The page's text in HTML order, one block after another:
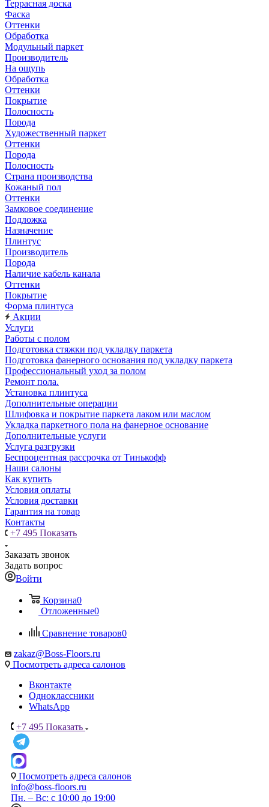
Террасная доска
Фаска
Оттенки
Обработка
Модульный паркет
Производитель
На ощупь
Обработка
Оттенки
Покрытие
Полосность
Порода
Художественный паркет
Оттенки
Порода
Полосность
Страна производства
Кожаный пол
Оттенки
Замковое соединение
Подложка
Назначение
Плинтус
Производитель
Порода
Наличие кабель канала
Оттенки
Покрытие
Форма плинтуса
Акции
Услуги
Работы с полом
Подготовка стяжки под укладку паркета
Подготовка фанерного основания под укладку паркета
Профессиональный уход за полом
Ремонт пола.
Установка плинтуса
Дополнительные операции
Шлифовка и покрытие паркета лаком или маслом
Укладка паркетного пола на фанерное основание
Дополнительные услуги
Услуга разгрузки
Беспроцентная рассрочка от Тинькофф
Наши салоны
Как купить
Условия оплаты
Условия доставки
Гарантия на товар
Контакты
+7 495 Показать
Заказать звонок
Задать вопрос
Войти
Корзина0
Отложенные0
Сравнение товаров0
zakaz@Boss-Floors.ru
Посмотреть адреса салонов
Вконтакте
Одноклассники
WhatsApp
+7 495 Показать
Посмотреть адреса салонов
info@boss-floors.ru
Пн. – Вс: с 10:00 до 19:00